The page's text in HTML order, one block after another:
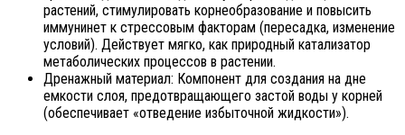
растений, стимулировать корнеобразование и повысить
иммунинет к стрессовым факторам (пересадка, изменение
условий). Действует мягко, как природный катализатор
метаболических процессов в растении.
Дренажный материал: Компонент для создания на дне
емкости слоя, предотвращающего застой воды у корней
(обеспечивает «отведение избыточной жидкости»).